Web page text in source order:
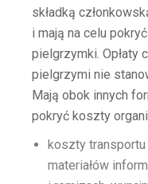
składką
i mają na celu
pielgrzymki. Opłaty
pielgrzymi nie
Mają obok innych
pokryć koszty
koszty transportu
materiałów